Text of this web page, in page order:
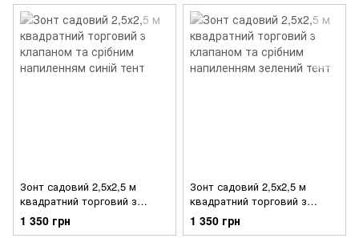
Зонт садовий 2,5х2,5 м
квадратний торговий з
клапаном та срібним
напиленням синій тент
1 350 грн
Зонт садовий 2,5х2,5 м
квадратний торговий з
клапаном та срібним
напиленням зелений тент
1 350 грн